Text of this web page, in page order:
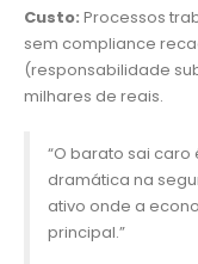
Custo: Processos
sem compliance
(responsabilidade
milhares de reais.
“O barato sai
dramática na
ativo onde a
principal.”